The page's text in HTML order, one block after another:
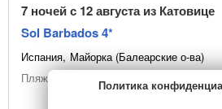
7 ночей с 12 августа из Катовице
Sol Barbados 4*
Испания Майорка (Балеарские о-ва)
Пляжный отдых Политика